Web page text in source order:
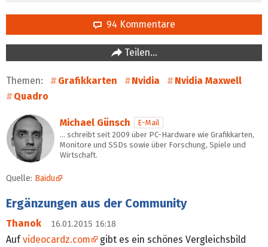
94 Kommentare
Teilen…
Themen: Grafikkarten Nvidia
Nvidia Maxwell
Quadro
Michael Günsch
E-Mail
… schreibt seit 2009 über PC-Hardware wie Grafikkarten,
Monitore und SSDs sowie über Forschung, Spiele und
Wirtschaft.
Quelle: Baidu
Ergänzungen aus der Community
Thanok 16.01.2015 16:18
Aufvideocardz.com
gibt es ein schönes Vergleichsbild